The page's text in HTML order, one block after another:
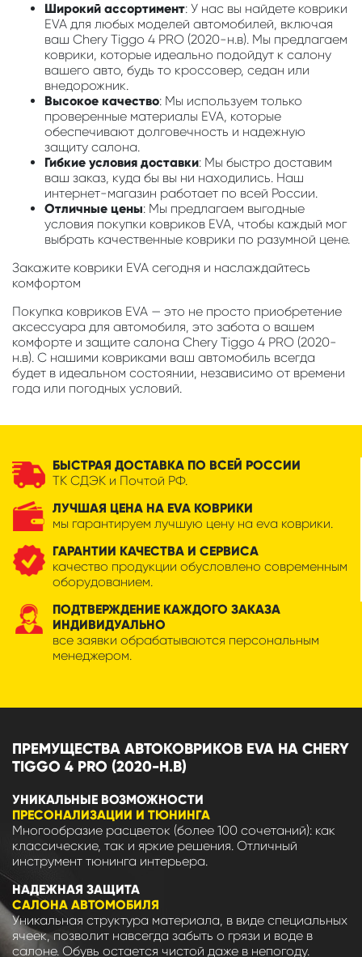
Широкий ассортимент: У нас вы найдете коврики
EVA для любых моделей автомобилей, включая
ваш Chery Tiggo 4 PRO (2020-н.в). Мы предлагаем
коврики, которые идеально подойдут к салону
вашего авто, будь то кроссовер, седан или
внедорожник.
Высокое качество: Мы используем только
проверенные материалы EVA, которые
обеспечивают долговечность и надежную
защиту салона.
Гибкие условия доставки: Мы быстро доставим
ваш заказ, куда бы вы ни находились. Наш
интернет-магазин работает по всей России.
Отличные цены: Мы предлагаем выгодные
условия покупки ковриков EVA, чтобы каждый мог
выбрать качественные коврики по разумной цене.
Закажите коврики EVA сегодня и наслаждайтесь
комфортом
Покупка ковриков EVA — это не просто приобретение
аксессуара для автомобиля, это забота о вашем
комфорте и защите салона Chery Tiggo 4 PRO (2020-
н.в). С нашими ковриками ваш автомобиль всегда
будет в идеальном состоянии, независимо от времени
года или погодных условий.
БЫСТРАЯ ДОСТАВКА ПО ВСЕЙ РОССИИ
ТК СДЭК и Почтой РФ.
ЛУЧШАЯ ЦЕНА НА EVA КОВРИКИ
мы гарантируем лучшую цену на eva коврики.
ГАРАНТИИ КАЧЕСТВА И СЕРВИСА
качество продукции обусловлено современным
оборудованием.
ПОДТВЕРЖДЕНИЕ КАЖДОГО ЗАКАЗА
ИНДИВИДУАЛЬНО
все заявки обрабатываются персональным
менеджером.
ПРЕМУЩЕСТВА АВТОКОВРИКОВ EVA НА CHERY
TIGGO 4 PRO (2020-Н.В)
УНИКАЛЬНЫЕ ВОЗМОЖНОСТИ
ПРЕСОНАЛИЗАЦИИ И ТЮНИНГА
Многообразие расцветок (более 100 сочетаний): как
классические, так и яркие решения. Отличный
инструмент тюнинга интерьера.
НАДЕЖНАЯ ЗАЩИТА
САЛОНА АВТОМОБИЛЯ
Уникальная структура материала, в виде специальных
ячеек, позволит навсегда забыть о грязи и воде в
салоне. Обувь остается чистой даже в непогоду.